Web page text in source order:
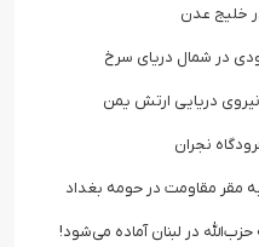
خلیج عدن
در شمال دریای سرخ
دریایی ارتش یمن
نجران
مقر مقاومت در حومه بغداد
حزب‌الله در لبنان آماده می‌شود!